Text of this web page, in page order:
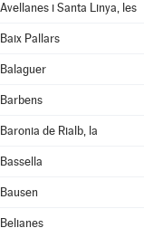
Avellanes i Santa Linya, les
Baix Pallars
Balaguer
Barbens
Baronia de Rialb, la
Bassella
Bausen
Belianes